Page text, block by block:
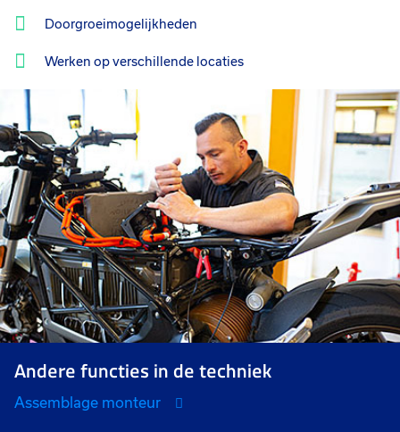
Doorgroeimogelijkheden
Werken op verschillende locaties
Andere functies in de techniek
Assemblage monteur